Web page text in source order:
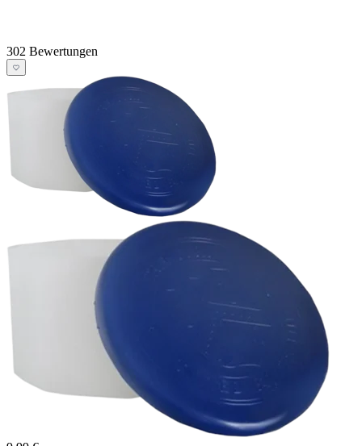
302 Bewertungen